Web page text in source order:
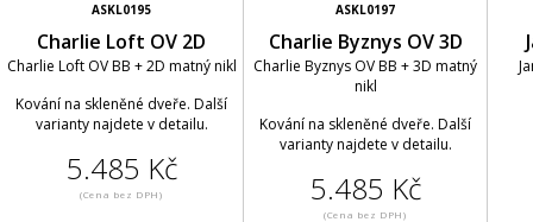
ASKL0195
Charlie Loft OV 2D
Charlie Loft OV BB + 2D matný nikl
Kování na skleněné dveře. Další
varianty najdete v detailu.
5.485 Kč
(Cena bez DPH)
ASKL0197
Charlie Byznys OV 3D
Charlie Byznys OV BB + 3D matný
nikl
Kování na skleněné dveře. Další
varianty najdete v detailu.
5.485 Kč
(Cena bez DPH)